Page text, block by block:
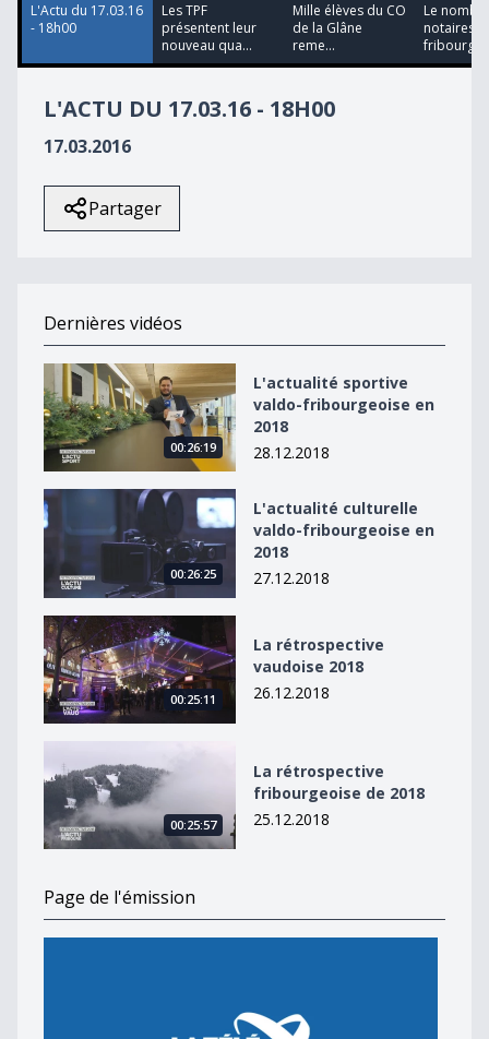
L'Actu du 17.03.16
- 18h00
Les TPF
présentent leur
nouveau qua...
Mille élèves du CO
de la Glâne
reme...
Le
notaires
L'ACTU DU 17.03.16 - 18H00
17.03.2016
Partager
Dernières vidéos
L&#039;actualité sportive valdo-fribourgeoise en 2018
00:26:19
L'actualité sportive
valdo-fribourgeoise en
2018
28.12.2018
L&#039;actualité culturelle valdo-fribourgeoise en
00:26:25
L'actualité culturelle
valdo-fribourgeoise en
2018
27.12.2018
La rétrospective vaudoise 2018
00:25:11
La rétrospective
vaudoise 2018
26.12.2018
00:25:57
La rétrospective
fribourgeoise de 2018
25.12.2018
Page de l'émission